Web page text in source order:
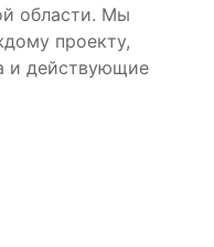
области. Мы
проекту,
и действующие